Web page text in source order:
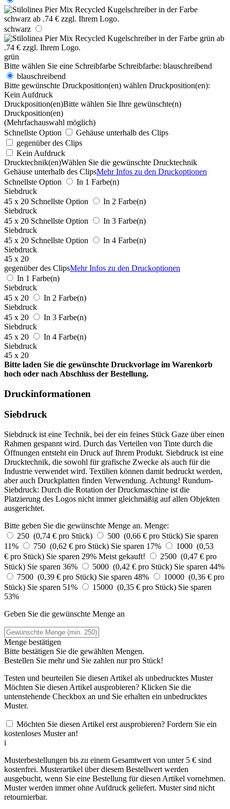
schwarz
grün
Bitte wählen Sie eine Schreibfarbe Schreibfarbe: blauschreibend
blauschreibend
Bitte gewünschte Druckposition(en) wählen Druckposition(en):
Kein Aufdruck
Druckposition(en)Bitte wählen Sie Ihre gewünschte(n)
Druckposition(en)
(Mehrfachauswahl möglich)
Schnellste Option
Gehäuse unterhalb des Clips
gegenüber des Clips
Kein Aufdruck
Drucktechnik(en)Wählen Sie die gewünschte Drucktechnik
Gehäuse unterhalb des ClipsMehr Infos zu den Druckoptionen
Schnellste Option
In 1 Farbe(n)
Siebdruck
45 x 20 Schnellste Option
In 2 Farbe(n)
Siebdruck
45 x 20 Schnellste Option
In 3 Farbe(n)
Siebdruck
45 x 20 Schnellste Option
In 4 Farbe(n)
Siebdruck
45 x 20
gegenüber des ClipsMehr Infos zu den Druckoptionen
In 1 Farbe(n)
Siebdruck
45 x 20
In 2 Farbe(n)
Siebdruck
45 x 20
In 3 Farbe(n)
Siebdruck
45 x 20
In 4 Farbe(n)
Siebdruck
45 x 20
Bitte laden Sie die gewünschte Druckvorlage im Warenkorb
hoch oder nach Abschluss der Bestellung.
Druckinformationen
Siebdruck
Siebdruck ist eine Technik, bei der ein feines Stück Gaze über einen
Rahmen gespannt wird. Durch das Verteilen von Tinte durch die
Öffnungen entsteht ein Druck auf Ihrem Produkt. Siebdruck ist eine
Drucktechnik, die sowohl für grafische Zwecke als auch für die
Industrie verwendet wird. Textilien können damit bedruckt werden,
aber auch Druckplatten finden Verwendung. Achtung! Rundum-
Siebdruck: Durch die Rotation der Druckmaschine ist die
Platzierung des Logos nicht immer gleichmäßig auf allen Objekten
ausgerichtet.
Bitte geben Sie die gewünschte Menge an. Menge:
250 (0,74 € pro Stück)
500 (0,66 € pro Stück) Sie sparen
11%
750 (0,62 € pro Stück) Sie sparen 17%
1000 (0,53
€ pro Stück) Sie sparen 29% Meist gekauft!
2500 (0,47 € pro
Stück) Sie sparen 36% 5000 (0,42 € pro Stück) Sie sparen 44%
7500 (0,39 € pro Stück) Sie sparen 48%
10000 (0,36 € pro
Stück) Sie sparen 51% 15000 (0,35 € pro Stück) Sie sparen
53%
Geben Sie die gewünschte Menge an
Menge bestätigen
Bitte bestätigen Sie die gewählten Mengen.
Bestellen Sie mehr und Sie zahlen nurpro Stück!
Testen und beurteilen Sie diesen Artikel als unbedrucktes Muster
Möchten Sie diesen Artikel ausprobieren? Klicken Sie die
untenstehende Checkbox an und Sie erhalten ein unbedrucktes
Muster.
Möchten Sie diesen Artikel erst ausprobieren? Fordern Sie ein
kostenloses Muster an!
i
Musterbestellungen bis zu einem Gesamtwert von unter 5 € sind
kostenfrei. Musterartikel über diesem Bestellwert werden
ausgebucht, wenn Sie eine Bestellung für diesen Artikel vornehmen.
Muster werden immer ohne Aufdruck geliefert. Muster sind nicht
retournierbar.